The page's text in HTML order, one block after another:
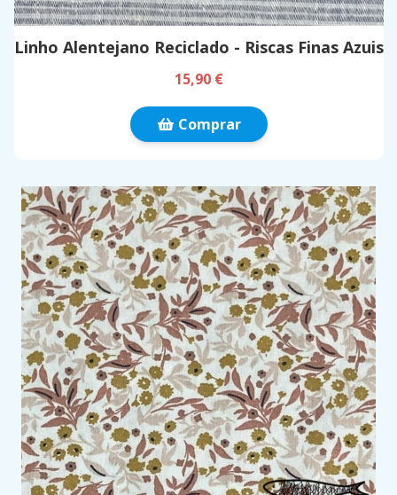
Linho Alentejano Reciclado - Riscas Finas Azuis
15,90 €
Comprar